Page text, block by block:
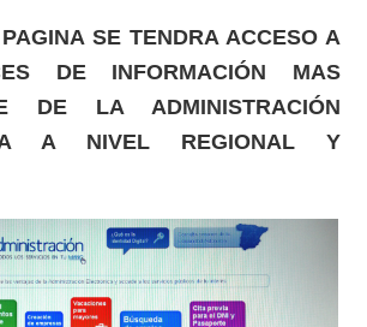
SE TENDRA ACCESO A
DE INFORMACIÓN MAS
DE LA ADMINISTRACIÓN
A NIVEL REGIONAL Y